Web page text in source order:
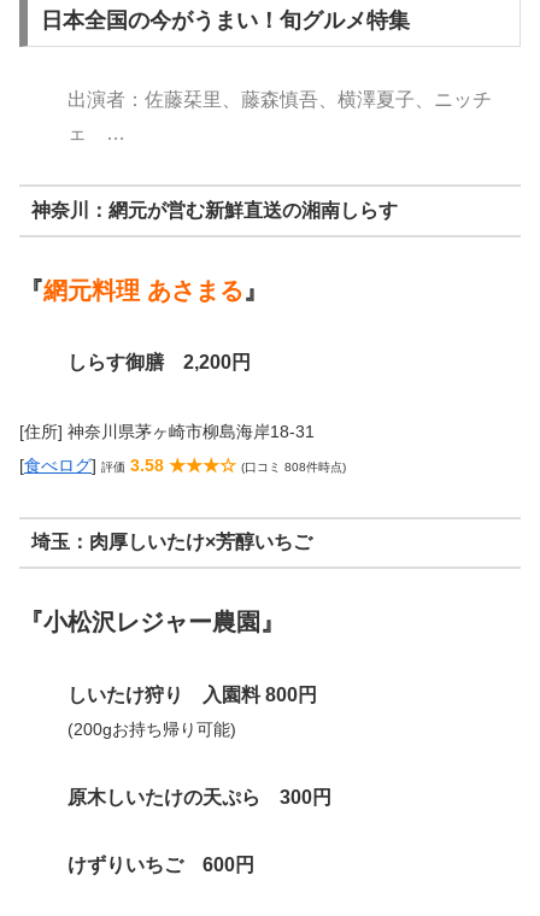
日本全国の今がうまい！旬グルメ特集
出演者：佐藤栞里、藤森慎吾、横澤夏子、ニッチ
ェ …
神奈川：網元が営む新鮮直送の湘南しらす
『網元料理 あさまる』
しらす御膳 2,200円
[住所] 神奈川県茅ヶ崎市柳島海岸18-31
[食べログ] 評価 3.58 ★★★☆ (口コミ 808件時点)
埼玉：肉厚しいたけ×芳醇いちご
『小松沢レジャー農園』
しいたけ狩り 入園料800円
(200gお持ち帰り可能)
原木しいたけの天ぷら 300円
けずりいちご 600円